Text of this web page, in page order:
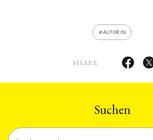
AUTOR:IN
SHARE
Suchen